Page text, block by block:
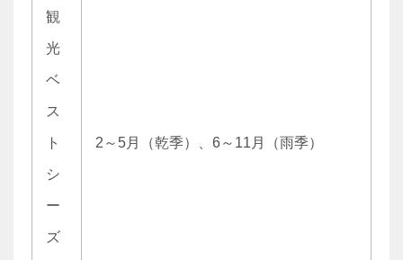
観
光
ベ
ス
ト
シ
ー
ズ
2～5月（乾季）、6～11月（雨季）